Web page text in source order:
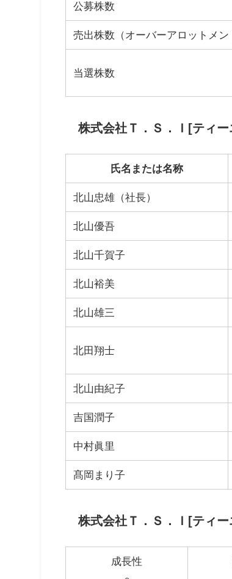
公募株数
売出株数（オーバーアロットメン
当選株数
株式会社Ｔ．Ｓ．Ｉ[ティ
氏名または名称
北山忠雄（社長）
北山優吾
北山千賀子
北山裕美
北山雄三
北田翔士
北山由紀子
吉国潤子
中村眞里
髙岡まり子
株式会社Ｔ．Ｓ．Ｉ[ティ
成長性